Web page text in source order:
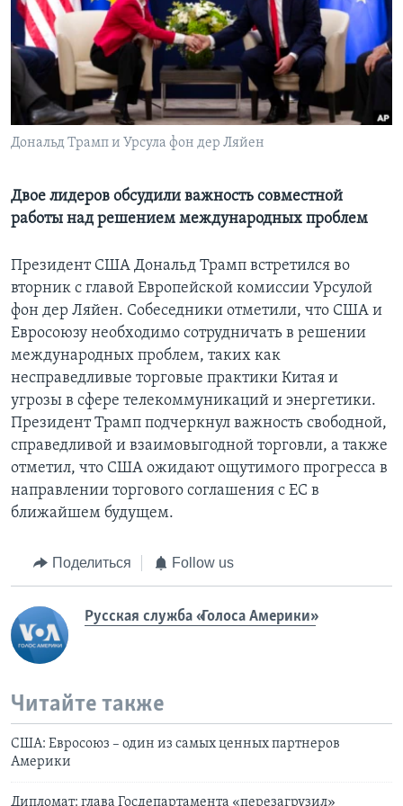
Learning English
СОЦИАЛЬНЫЕ СЕТИ
Дональд Трамп и Урсула фон дер Ляйен
Двое лидеров обсудили важность совместной
работы над решением международных проблем
Президент США Дональд Трамп встретился во
вторник с главой Европейской комиссии Урсулой
фон дер Ляйен. Собеседники отметили, что США и
Евросоюзу необходимо сотрудничать в решении
международных проблем, таких как
несправедливые торговые практики Китая и
угрозы в сфере телекоммуникаций и энергетики.
Президент Трамп подчеркнул важность свободной,
справедливой и взаимовыгодной торговли, а также
отметил, что США ожидают ощутимого прогресса в
направлении торгового соглашения с ЕС в
ближайшем будущем.
Поделиться Follow us
Русская служба «Голоса Америки»
Читайте также
США: Евросоюз – один из самых ценных партнеров
Америки
Дипломат: глава Госдепартамента «перезагрузил»